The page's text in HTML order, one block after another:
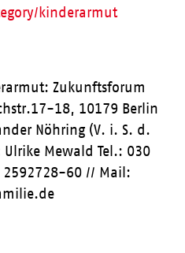
kinderarmut
Zukunftsforum
18, 10179 Berlin
Nöhring (V. i. S. d.
Mewald Tel.: 030
2592728-60 // Mail: